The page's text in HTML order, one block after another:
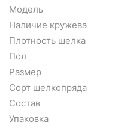
Модель
Наличие кружева
Плотность шелка
Пол
Размер
Сорт шелкопряда
Состав
Упаковка